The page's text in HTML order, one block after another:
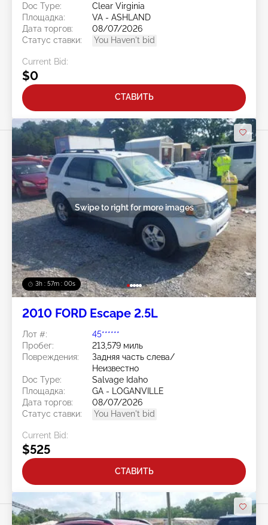
Doc Type:
Clear Virginia
Площадка:
VA - ASHLAND
Дата торгов:
08/07/2026
Статус ставки:
You Haven't bid
Current Bid:
$0
СТАВИТЬ
3h : 56m : 57s
Swipe to right for more images
2010 FORD Escape 2.5L
Лот #:
45******
Пробег:
213,579 миль
Повреждения:
Задняя часть слева/
Неизвестно
Doc Type:
Salvage Idaho
Площадка:
GA - LOGANVILLE
Дата торгов:
08/07/2026
Статус ставки:
You Haven't bid
Current Bid:
$525
СТАВИТЬ